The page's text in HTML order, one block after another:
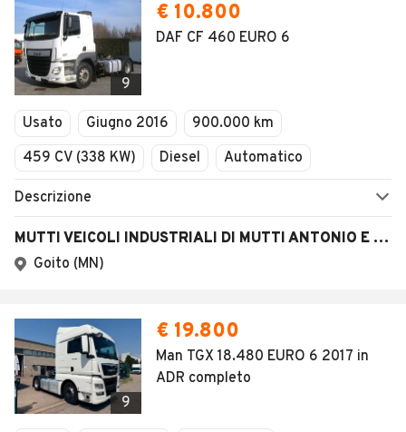
9
€ 10.800
DAF CF 460 EURO 6
Usato Giugno 2016
900.000 km
459 CV (338 KW)
Diesel Automatico
Descrizione
MUTTI VEICOLI INDUSTRIALI DI MUTTI ANTONIO E STEFANO S.N.C.
Goito (MN)
9
€ 19.800
Man TGX 18.480 EURO 6 2017 in
ADR completo